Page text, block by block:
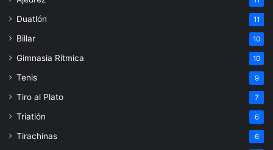
Duatlón 11
Billar 10
Gimnasia Rítmica 10
Tenis 9
Tiro al Plato 7
Triatlón 6
Tirachinas 6